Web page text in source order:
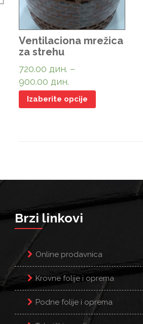
Ventilaciona mrežica
za strehu
720.00 дин. –
900.00 дин.
Izaberite opcije
Brzi linkovi
Online prodavnica
Krovne folije i oprema
Podne folije i oprema